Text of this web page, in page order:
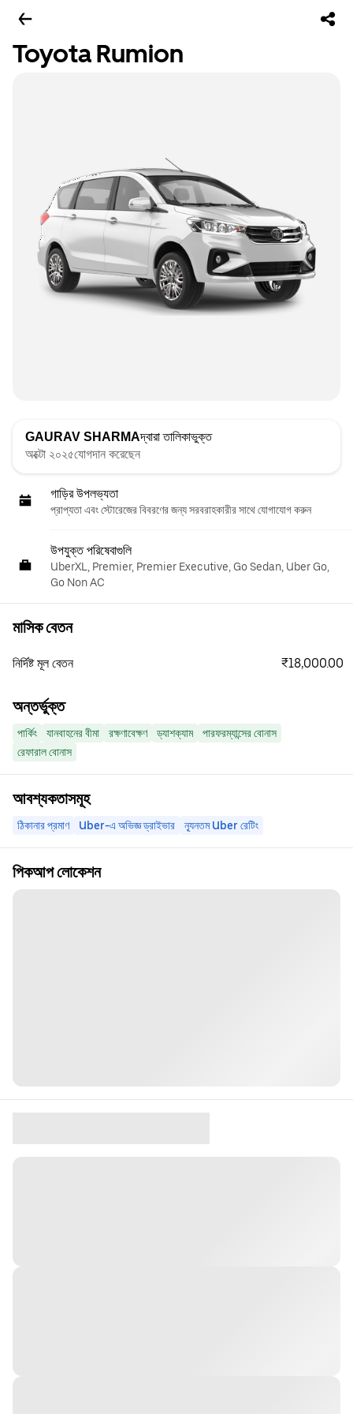
Toyota Rumion
GAURAV SHARMAদ্বারা তালিকাভুক্ত
অক্টো ২০২৫যোগদান করেছেন
গাড়ির উপলভ্যতা
প্রাপ্যতা এবং স্টোরেজের বিবরণের জন্য সরবরাহকারীর সাথে যোগাযোগ করুন
উপযুক্ত পরিষেবাগুলি
UberXL, Premier, Premier Executive, Go Sedan, Uber Go,
Go Non AC
মাসিক বেতন
নির্দিষ্ট মূল বেতন ₹18,000.00
অন্তর্ভুক্ত
পার্কিং যানবাহনের বীমা রক্ষণাবেক্ষণ ড্যাশক্যাম
পারফরম্যান্সের বোনাস
রেফারাল বোনাস
আবশ্যকতাসমূহ
ঠিকানার প্রমাণ Uber-এ অভিজ্ঞ ড্রাইভার ন্যূনতম Uber রেটিং
পিকআপ লোকেশন